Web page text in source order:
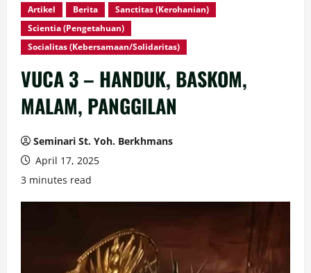
Artikel Berita
Sanctitas (Kerohanian)
Scientia (Pengetahuan)
Socialitas (Kebersamaan/Solidaritas)
VUCA 3 – HANDUK, BASKOM,
MALAM, PANGGILAN
Seminari St. Yoh. Berkhmans
April 17, 2025
3 minutes read